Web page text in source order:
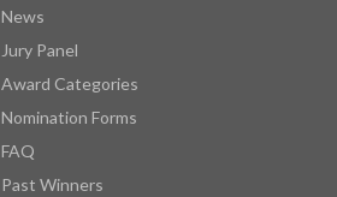
News
Jury Panel
Award Categories
Nomination Forms
FAQ
Past Winners